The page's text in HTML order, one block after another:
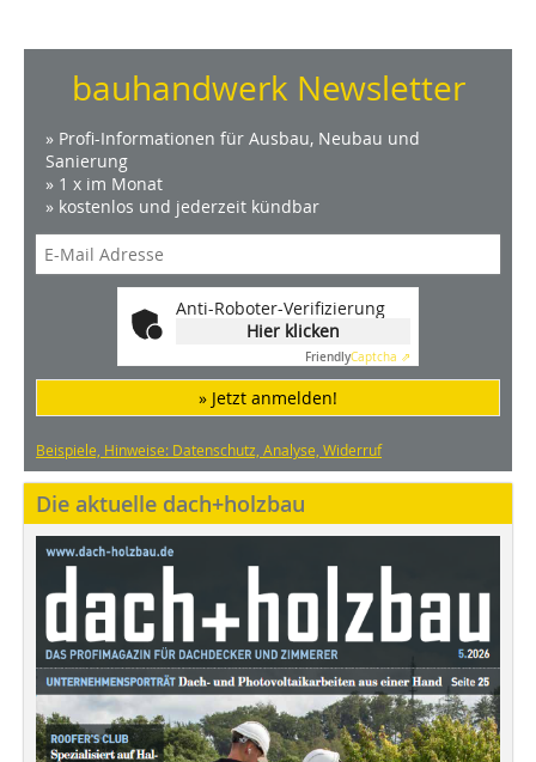
bauhandwerk Newsletter
» Profi-Informationen für Ausbau, Neubau und
Sanierung
» 1 x im Monat
» kostenlos und jederzeit kündbar
Anti-Roboter-Verifizierung
Hier klicken
FriendlyCaptcha ⇗
» Jetzt anmelden!
Beispiele, Hinweise: Datenschutz, Analyse, Widerruf
Die aktuelle dach+holzbau